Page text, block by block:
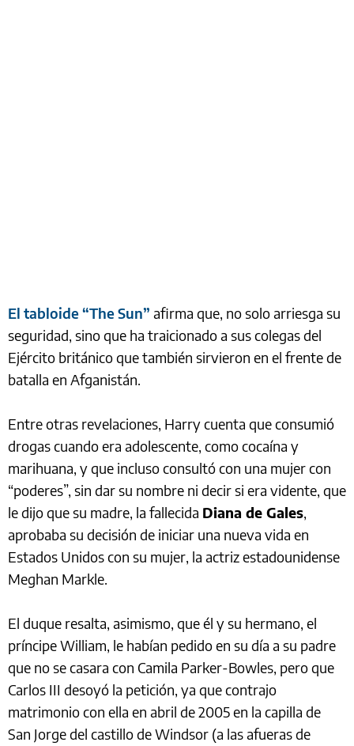
El tabloide “The Sun” afirma que, no solo arriesga su
seguridad, sino que ha traicionado a sus colegas del
Ejército británico que también sirvieron en el frente de
batalla en Afganistán.
Entre otras revelaciones, Harry cuenta que consumió
drogas cuando era adolescente, como cocaína y
marihuana, y que incluso consultó con una mujer con
“poderes”, sin dar su nombre ni decir si era vidente, que
le dijo que su madre, la fallecida Diana de Gales,
aprobaba su decisión de iniciar una nueva vida en
Estados Unidos con su mujer, la actriz estadounidense
Meghan Markle.
El duque resalta, asimismo, que él y su hermano, el
príncipe William, le habían pedido en su día a su padre
que no se casara con Camila Parker-Bowles, pero que
Carlos III desoyó la petición, ya que contrajo
matrimonio con ella en abril de 2005 en la capilla de
San Jorge del castillo de Windsor (a las afueras de